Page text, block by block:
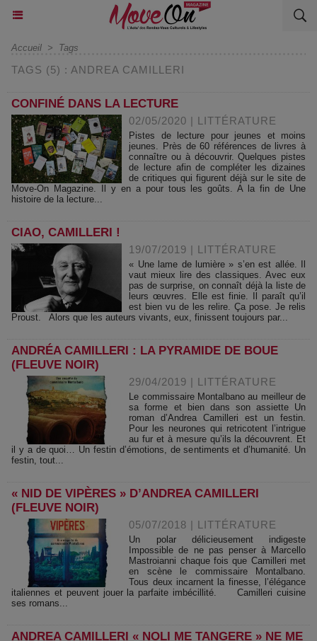
Accueil > Tags
TAGS (5) : ANDREA CAMILLERI
CONFINÉ DANS LA LECTURE
02/05/2020 | LITTÉRATURE
Pistes de lecture pour jeunes et moins
jeunes. Près de 60 références de livres à
connaître ou à découvrir. Quelques pistes
de lecture afin de compléter les dizaines
de critiques qui figurent déjà sur le site de
Move-On Magazine. Il y en a pour tous les goûts. A la fin de Une
histoire de la lecture...
CIAO, CAMILLERI !
19/07/2019 | LITTÉRATURE
« Une lame de lumière » s’en est allée. Il
vaut mieux lire des classiques. Avec eux
pas de surprise, on connaît déjà la liste de
leurs œuvres. Elle est finie. Il paraît qu’il
est bien vu de les relire. Ça pose. Je relis
Proust. Alors que les auteurs vivants, eux, finissent toujours par...
ANDRÉA CAMILLERI : LA PYRAMIDE DE BOUE
(FLEUVE NOIR)
29/04/2019 | LITTÉRATURE
Le commissaire Montalbano au meilleur de
sa forme et bien dans son assiette Un
roman d’Andrea Camilleri est un festin.
Pour les neurones qui retricotent l’intrigue
au fur et à mesure qu’ils la découvrent. Et
il y a de quoi… Un festin d’émotions, de sentiments et d’humanité. Un
festin, tout...
« NID DE VIPÈRES » D’ANDREA CAMILLERI
(FLEUVE NOIR)
05/07/2018 | LITTÉRATURE
Un polar délicieusement indigeste
Impossible de ne pas penser à Marcello
Mastroianni chaque fois que Camilleri met
en scène le commissaire Montalbano.
Tous deux incarnent la finesse, l’élégance
italiennes et peuvent jouer la parfaite imbécillité. Camilleri cuisine
ses romans...
ANDREA CAMILLERI « NOLI ME TANGERE » NE ME